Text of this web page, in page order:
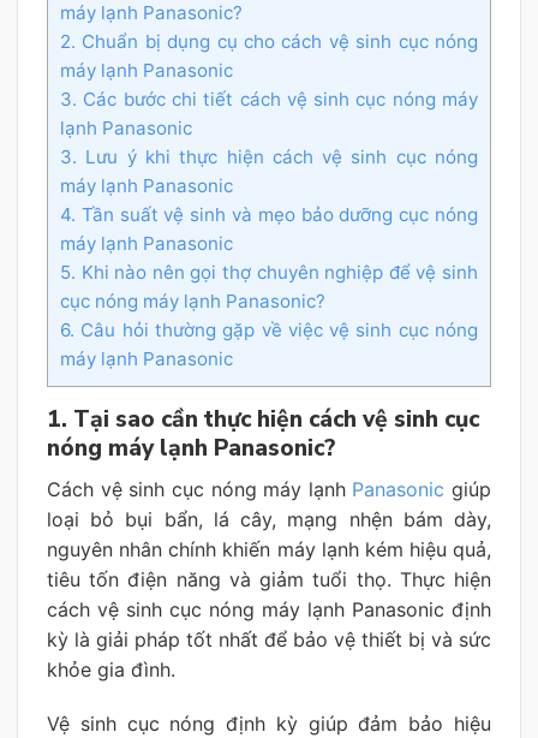
máy lạnh Panasonic?
2. Chuẩn bị dụng cụ cho cách vệ sinh cục nóng
máy lạnh Panasonic
3. Các bước chi tiết cách vệ sinh cục nóng máy
lạnh Panasonic
3. Lưu ý khi thực hiện cách vệ sinh cục nóng
máy lạnh Panasonic
4. Tần suất vệ sinh và mẹo bảo dưỡng cục nóng
máy lạnh Panasonic
5. Khi nào nên gọi thợ chuyên nghiệp để vệ sinh
cục nóng máy lạnh Panasonic?
6. Câu hỏi thường gặp về việc vệ sinh cục nóng
máy lạnh Panasonic
1. Tại sao cần thực hiện cách vệ sinh cục
nóng máy lạnh Panasonic?
Cách vệ sinh cục nóng máy lạnhPanasonic giúp
loại bỏ bụi bẩn, lá cây, mạng nhện bám dày,
nguyên nhân chính khiến máy lạnh kém hiệu quả,
tiêu tốn điện năng và giảm tuổi thọ. Thực hiện
cách vệ sinh cục nóng máy lạnh Panasonic định
kỳ là giải pháp tốt nhất để bảo vệ thiết bị và sức
khỏe gia đình.
Vệ sinh cục nóng định kỳ giúp đảm bảo hiệu